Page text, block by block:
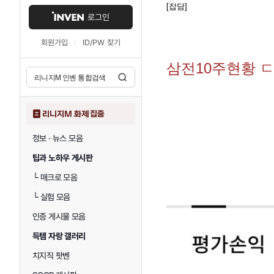
로그인
회원가입 ID/PW 찾기
리니지M 화제 집중
정보 · 뉴스 모음
팁과 노하우 게시판
└매크로 모음
└실험 모음
인증 게시물 모음
득템 자랑 갤러리
치지직 팟벤
[잡담]
삼전10주현황